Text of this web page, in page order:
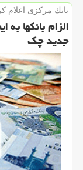
بانك مركزی اعلام
الزام بانكها
جدید چك